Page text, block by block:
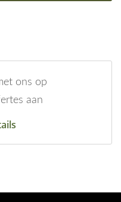
ons op
aan